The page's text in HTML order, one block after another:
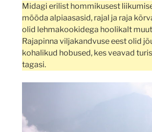
Midagi erilist hommikusest
mööda alpiaasasid, rajal ja raja
olid lehmakookidega hoolikalt
Rajapinna viljakandvuse eest olid
kohalikud hobused, kes veavad
tagasi.